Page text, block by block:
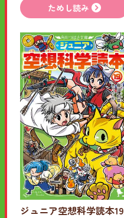
ためし読み
ジュニア空想科学読本19